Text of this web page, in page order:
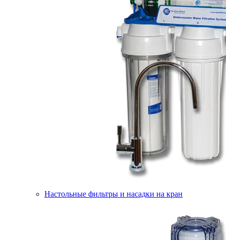
Настольные фильтры и насадки на кран